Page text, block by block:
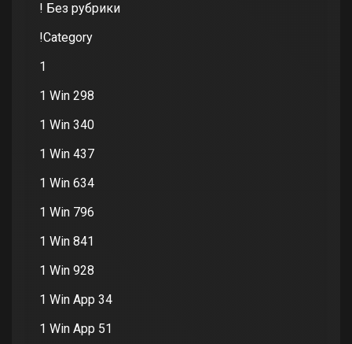
! Без рубрики
!Category
1
1 Win 298
1 Win 340
1 Win 437
1 Win 634
1 Win 796
1 Win 841
1 Win 928
1 Win App 34
1 Win App 51